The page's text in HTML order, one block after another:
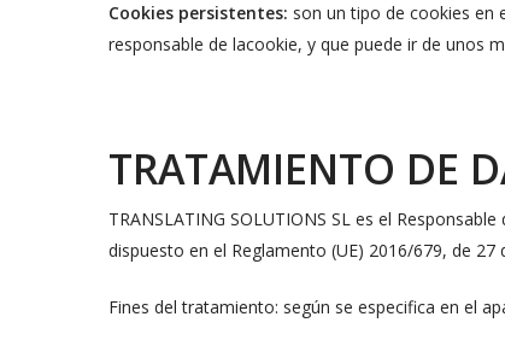
Cookies persistentes: son un tipo de cookies en
responsable de lacookie, y que puede ir de unos
TRATAMIENTO DE
TRANSLATING SOLUTIONS SL es el
dispuesto en el Reglamento (UE) 2016/679, de
Fines del tratamiento: según se especifica en el